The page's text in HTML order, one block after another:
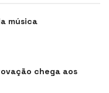
música
chega aos